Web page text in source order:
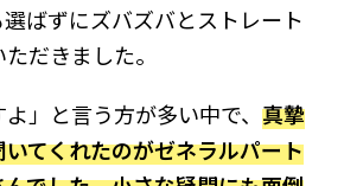
ばずにズバズバとストレート
だきました。
」と言う方が多い中で、 真摯
てくれたのがゼネラルパート